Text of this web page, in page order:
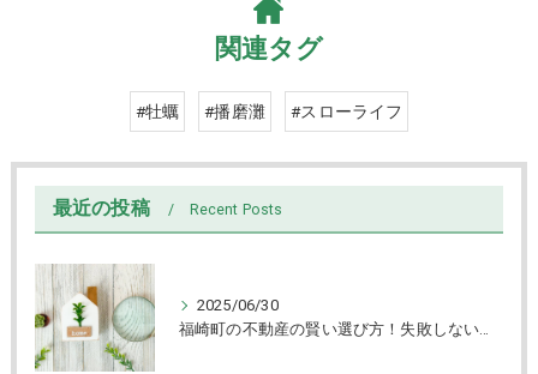
関連タグ
#牡蠣 #播磨灘 #スローライフ
最近の投稿 Recent Posts
2025/06/30
福崎町の不動産の賢い選び方！失敗しない売買と物件チェック術解説